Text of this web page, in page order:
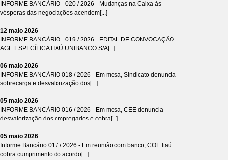
INFORME BANCÁRIO - 020 / 2026 - Mudanças na Caixa às
vésperas das negociações acendem[...]
12 maio 2026
INFORME BANCÁRIO - 019 / 2026 - EDITAL DE CONVOCAÇÃO -
AGE ESPECÍFICA ITAÚ UNIBANCO S/A[...]
06 maio 2026
INFORME BANCÁRIO 018 / 2026 - Em mesa, Sindicato denuncia
sobrecarga e desvalorização dos[...]
05 maio 2026
INFORME BANCÁRIO 016 / 2026 - Em mesa, CEE denuncia
desvalorização dos empregados e cobra[...]
05 maio 2026
Informe Bancário 017 / 2026 - Em reunião com banco, COE Itaú
cobra cumprimento do acordo[...]